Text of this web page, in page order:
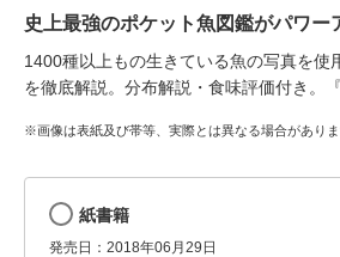
史上最強のポケット魚図鑑がパワー
1400種以上もの生きている魚の写真を使
を徹底解説。分布解説・食味評価付き。『
※画像は表紙及び帯等、実際とは異なる場合がありま
紙書籍
発売日：2018年06月29日